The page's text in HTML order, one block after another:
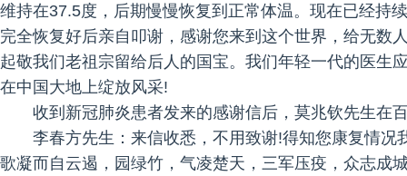
维持在37.5度，后期慢慢恢复到正常体温。现在已经持
完全恢复好后亲自叩谢，感谢您来到这个世界，给无数
起敬我们老祖宗留给后人的国宝。我们年轻一代的医生
在中国大地上绽放风采!
收到新冠肺炎患者发来的感谢信后，莫兆钦先生
李春方先生：来信收悉，不用致谢!得知您康复情
歌凝而自云遏，园绿竹，气凌楚天，三军压疫，众志成